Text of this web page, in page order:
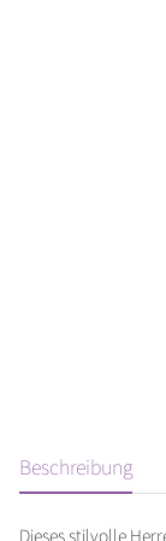
Beschreibung
Dieses stilvolle